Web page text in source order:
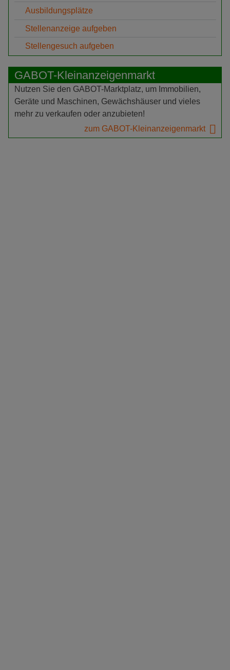
Ausbildungsplätze
Stellenanzeige aufgeben
Stellengesuch aufgeben
GABOT-Kleinanzeigenmarkt
Nutzen Sie den GABOT-Marktplatz, um Immobilien,
Geräte und Maschinen, Gewächshäuser und vieles
mehr zu verkaufen oder anzubieten!
zum GABOT-Kleinanzeigenmarkt